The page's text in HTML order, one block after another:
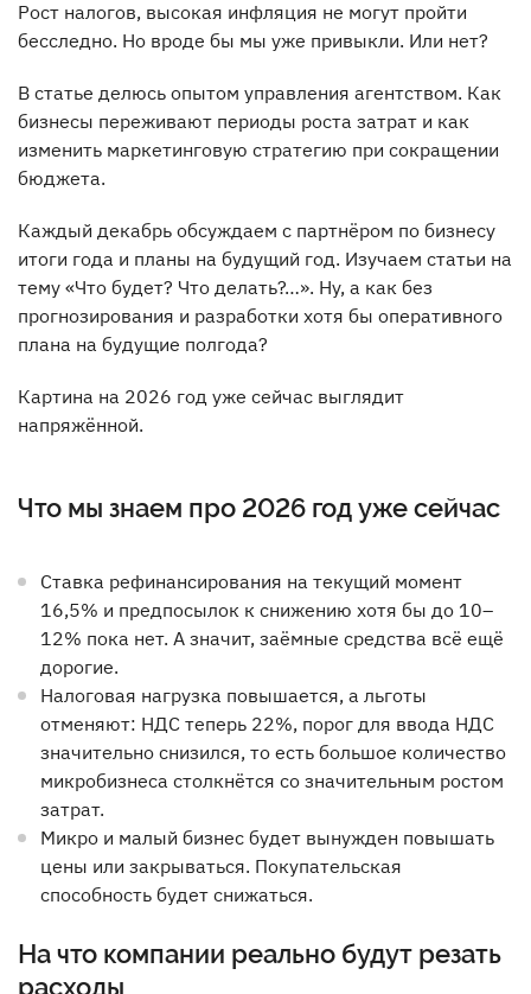
Рост налогов, высокая инфляция не могут пройти
бесследно. Но вроде бы мы уже привыкли. Или нет?
В статье делюсь опытом управления агентством. Как
бизнесы переживают периоды роста затрат и как
изменить маркетинговую стратегию при сокращении
бюджета.
Каждый декабрь обсуждаем с партнёром по бизнесу
итоги года и планы на будущий год. Изучаем статьи на
тему «Что будет? Что делать?…». Ну, а как без
прогнозирования и разработки хотя бы оперативного
плана на будущие полгода?
Картина на 2026 год уже сейчас выглядит
напряжённой.
Что мы знаем про 2026 год уже сейчас
Ставка рефинансирования на текущий момент
16,5% и предпосылок к снижению хотя бы до 10–
12% пока нет. А значит, заёмные средства всё ещё
дорогие.
Налоговая нагрузка повышается, а льготы
отменяют: НДС теперь 22%, порог для ввода НДС
значительно снизился, то есть большое количество
микробизнеса столкнётся со значительным ростом
затрат.
Микро и малый бизнес будет вынужден повышать
цены или закрываться. Покупательская
способность будет снижаться.
На что компании реально будут резать
расходы